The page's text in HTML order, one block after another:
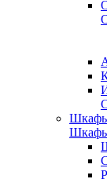
Шкафы
Шкафы